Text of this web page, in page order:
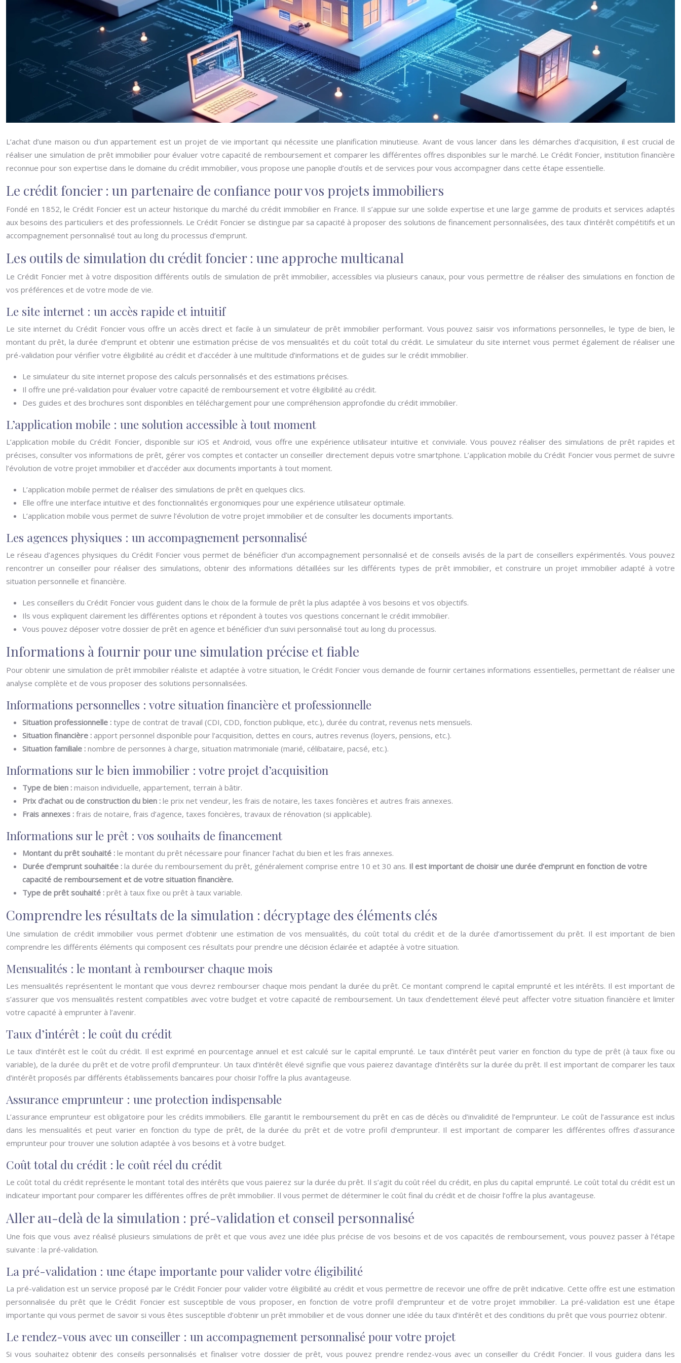
L’achat d’une maison ou d’un appartement est un projet de vie important qui nécessite une planification minutieuse. Avant de vous lancer dans les démarches d’acquisition, il est crucial de
réaliser une simulation de prêt immobilier pour évaluer votre capacité de remboursement et comparer les différentes offres disponibles sur le marché. Le Crédit Foncier, institution financière
reconnue pour son expertise dans le domaine du crédit immobilier, vous propose une panoplie d’outils et de services pour vous accompagner dans cette étape essentielle.
Le crédit foncier : un partenaire de confiance pour vos projets immobiliers
Fondé en 1852, le Crédit Foncier est un acteur historique du marché du crédit immobilier en France. Il s’appuie sur une solide expertise et une large gamme de produits et services adaptés
aux besoins des particuliers et des professionnels. Le Crédit Foncier se distingue par sa capacité à proposer des solutions de financement personnalisées, des taux d’intérêt compétitifs et un
accompagnement personnalisé tout au long du processus d’emprunt.
Les outils de simulation du crédit foncier : une approche multicanal
Le Crédit Foncier met à votre disposition différents outils de simulation de prêt immobilier, accessibles via plusieurs canaux, pour vous permettre de réaliser des simulations en fonction de
vos préférences et de votre mode de vie.
Le site internet : un accès rapide et intuitif
Le site internet du Crédit Foncier vous offre un accès direct et facile à un simulateur de prêt immobilier performant. Vous pouvez saisir vos informations personnelles, le type de bien, le
montant du prêt, la durée d’emprunt et obtenir une estimation précise de vos mensualités et du coût total du crédit. Le simulateur du site internet vous permet également de réaliser une
pré-validation pour vérifier votre éligibilité au crédit et d’accéder à une multitude d’informations et de guides sur le crédit immobilier.
Le simulateur du site internet propose des calculs personnalisés et des estimations précises.
Il offre une pré-validation pour évaluer votre capacité de remboursement et votre éligibilité au crédit.
Des guides et des brochures sont disponibles en téléchargement pour une compréhension approfondie du crédit immobilier.
L’application mobile : une solution accessible à tout moment
L’application mobile du Crédit Foncier, disponible sur iOS et Android, vous offre une expérience utilisateur intuitive et conviviale. Vous pouvez réaliser des simulations de prêt rapides et
précises, consulter vos informations de prêt, gérer vos comptes et contacter un conseiller directement depuis votre smartphone. L’application mobile du Crédit Foncier vous permet de suivre
l’évolution de votre projet immobilier et d’accéder aux documents importants à tout moment.
L’application mobile permet de réaliser des simulations de prêt en quelques clics.
Elle offre une interface intuitive et des fonctionnalités ergonomiques pour une expérience utilisateur optimale.
L’application mobile vous permet de suivre l’évolution de votre projet immobilier et de consulter les documents importants.
Les agences physiques : un accompagnement personnalisé
Le réseau d’agences physiques du Crédit Foncier vous permet de bénéficier d’un accompagnement personnalisé et de conseils avisés de la part de conseillers expérimentés. Vous pouvez
rencontrer un conseiller pour réaliser des simulations, obtenir des informations détaillées sur les différents types de prêt immobilier, et construire un projet immobilier adapté à votre
situation personnelle et financière.
Les conseillers du Crédit Foncier vous guident dans le choix de la formule de prêt la plus adaptée à vos besoins et vos objectifs.
Ils vous expliquent clairement les différentes options et répondent à toutes vos questions concernant le crédit immobilier.
Vous pouvez déposer votre dossier de prêt en agence et bénéficier d’un suivi personnalisé tout au long du processus.
Informations à fournir pour une simulation précise et fiable
Pour obtenir une simulation de prêt immobilier réaliste et adaptée à votre situation, le Crédit Foncier vous demande de fournir certaines informations essentielles, permettant de réaliser une
analyse complète et de vous proposer des solutions personnalisées.
Informations personnelles : votre situation financière et professionnelle
Situation professionnelle : type de contrat de travail (CDI, CDD, fonction publique, etc.), durée du contrat, revenus nets mensuels.
Situation financière : apport personnel disponible pour l’acquisition, dettes en cours, autres revenus (loyers, pensions, etc.).
Situation familiale : nombre de personnes à charge, situation matrimoniale (marié, célibataire, pacsé, etc.).
Informations sur le bien immobilier : votre projet d’acquisition
Type de bien : maison individuelle, appartement, terrain à bâtir.
Prix d’achat ou de construction du bien : le prix net vendeur, les frais de notaire, les taxes foncières et autres frais annexes.
Frais annexes : frais de notaire, frais d’agence, taxes foncières, travaux de rénovation (si applicable).
Informations sur le prêt : vos souhaits de financement
Montant du prêt souhaité : le montant du prêt nécessaire pour financer l’achat du bien et les frais annexes.
Durée d’emprunt souhaitée : la durée du remboursement du prêt, généralement comprise entre 10 et 30 ans. Il est important de choisir une durée d’emprunt en fonction de votre
capacité de remboursement et de votre situation financière.
Type de prêt souhaité : prêt à taux fixe ou prêt à taux variable.
Comprendre les résultats de la simulation : décryptage des éléments clés
Une simulation de crédit immobilier vous permet d’obtenir une estimation de vos mensualités, du coût total du crédit et de la durée d’amortissement du prêt. Il est important de bien
comprendre les différents éléments qui composent ces résultats pour prendre une décision éclairée et adaptée à votre situation.
Mensualités : le montant à rembourser chaque mois
Les mensualités représentent le montant que vous devrez rembourser chaque mois pendant la durée du prêt. Ce montant comprend le capital emprunté et les intérêts. Il est important de
s’assurer que vos mensualités restent compatibles avec votre budget et votre capacité de remboursement. Un taux d’endettement élevé peut affecter votre situation financière et limiter
votre capacité à emprunter à l’avenir.
Taux d’intérêt : le coût du crédit
Le taux d’intérêt est le coût du crédit. Il est exprimé en pourcentage annuel et est calculé sur le capital emprunté. Le taux d’intérêt peut varier en fonction du type de prêt (à taux fixe ou
variable), de la durée du prêt et de votre profil d’emprunteur. Un taux d’intérêt élevé signifie que vous paierez davantage d’intérêts sur la durée du prêt. Il est important de comparer les taux
d’intérêt proposés par différents établissements bancaires pour choisir l’offre la plus avantageuse.
Assurance emprunteur : une protection indispensable
L’assurance emprunteur est obligatoire pour les crédits immobiliers. Elle garantit le remboursement du prêt en cas de décès ou d’invalidité de l’emprunteur. Le coût de l’assurance est inclus
dans les mensualités et peut varier en fonction du type de prêt, de la durée du prêt et de votre profil d’emprunteur. Il est important de comparer les différentes offres d’assurance
emprunteur pour trouver une solution adaptée à vos besoins et à votre budget.
Coût total du crédit : le coût réel du crédit
Le coût total du crédit représente le montant total des intérêts que vous paierez sur la durée du prêt. Il s’agit du coût réel du crédit, en plus du capital emprunté. Le coût total du crédit est un
indicateur important pour comparer les différentes offres de prêt immobilier. Il vous permet de déterminer le coût final du crédit et de choisir l’offre la plus avantageuse.
Aller au-delà de la simulation : pré-validation et conseil personnalisé
Une fois que vous avez réalisé plusieurs simulations de prêt et que vous avez une idée plus précise de vos besoins et de vos capacités de remboursement, vous pouvez passer à l’étape
suivante : la pré-validation.
La pré-validation : une étape importante pour valider votre éligibilité
La pré-validation est un service proposé par le Crédit Foncier pour valider votre éligibilité au crédit et vous permettre de recevoir une offre de prêt indicative. Cette offre est une estimation
personnalisée du prêt que le Crédit Foncier est susceptible de vous proposer, en fonction de votre profil d’emprunteur et de votre projet immobilier. La pré-validation est une étape
importante qui vous permet de savoir si vous êtes susceptible d’obtenir un prêt immobilier et de vous donner une idée du taux d’intérêt et des conditions du prêt que vous pourriez obtenir.
Le rendez-vous avec un conseiller : un accompagnement personnalisé pour votre projet
Si vous souhaitez obtenir des conseils personnalisés et finaliser votre dossier de prêt, vous pouvez prendre rendez-vous avec un conseiller du Crédit Foncier. Il vous guidera dans les